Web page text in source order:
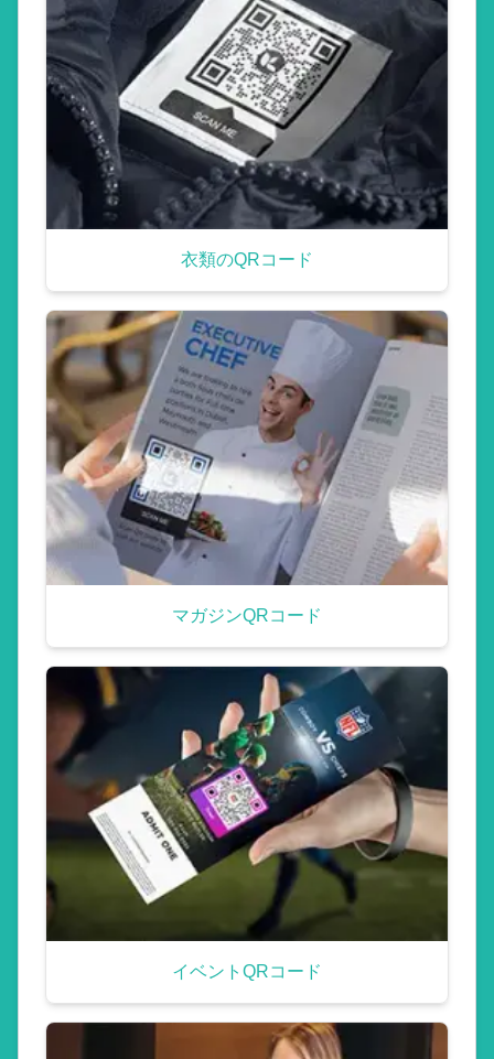
衣類のQRコード
マガジンQRコード
イベントQRコード